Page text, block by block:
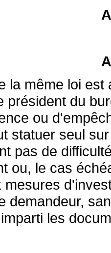
la même loi est
président du
ou
statuer seul
pas de
ou, le cas
mesures
demandeur,
les